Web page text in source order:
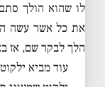
לו שהוא הולך
את כל אשר עשה
הלך לבקר שם, אז
עוד מביא